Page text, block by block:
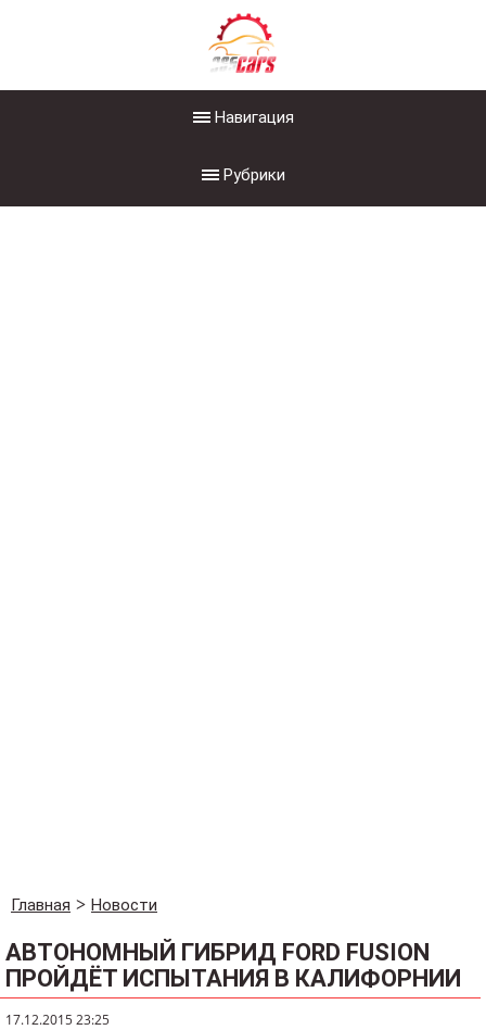
Навигация
Рубрики
Главная Новости
АВТОНОМНЫЙ ГИБРИД FORD FUSION
ПРОЙДЁТ ИСПЫТАНИЯ В КАЛИФОРНИИ
17.12.2015 23:25